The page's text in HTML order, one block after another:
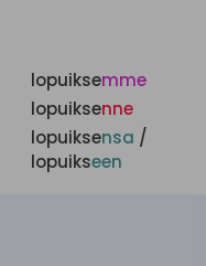
lopuiksemme
lopuiksenne
lopuiksensa /
lopuikseen